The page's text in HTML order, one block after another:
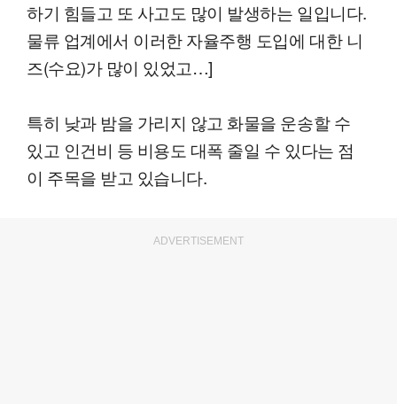
하기 힘들고 또 사고도 많이 발생하는 일입니다.
물류 업계에서 이러한 자율주행 도입에 대한 니
즈(수요)가 많이 있었고…]
특히 낮과 밤을 가리지 않고 화물을 운송할 수
있고 인건비 등 비용도 대폭 줄일 수 있다는 점
이 주목을 받고 있습니다.
ADVERTISEMENT